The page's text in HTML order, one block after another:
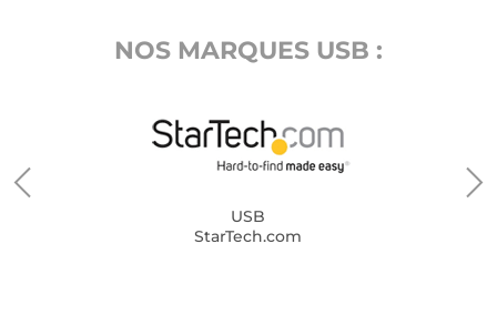
NOS MARQUES USB :
USB
StarTech.com